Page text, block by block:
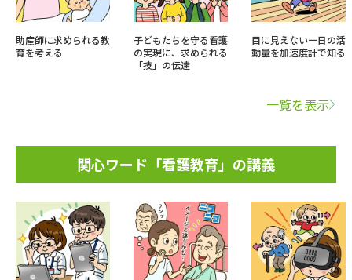
助産師に求められる教
育を考える
子どもたちを守る看護
の実現に、求められる
「技」の伝達
目に見えない一日の活
動量を加速度計で知る
一覧を表示
関心ワード「看護教育」の講義